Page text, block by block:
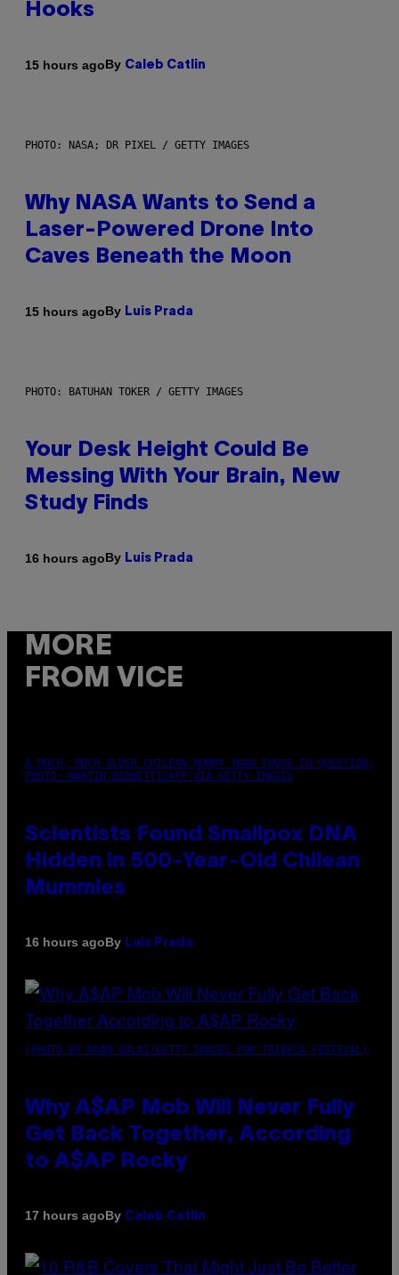
Hooks
15 hours agoBy Caleb Catlin
PHOTO: NASA; DR PIXEL / GETTY IMAGES
Why NASA Wants to Send a
Laser-Powered Drone Into
Caves Beneath the Moon
15 hours agoBy Luis Prada
PHOTO: BATUHAN TOKER / GETTY IMAGES
Your Desk Height Could Be
Messing With Your Brain, New
Study Finds
16 hours agoBy Luis Prada
MORE
FROM VICE
A MUCH, MUCH OLDER CHILEAN MUMMY THAN THOSE IN QUESTION.
PHOTO: MARTIN BERNETTI/AFP VIA GETTY IMAGES
Scientists Found Smallpox DNA
Hidden in 500-Year-Old Chilean
Mummies
16 hours agoBy Luis Prada
(PHOTO BY NOAM GALAI/GETTY IMAGES FOR TRIBECA FESTIVAL)
Why A$AP Mob Will Never Fully
Get Back Together, According
to A$AP Rocky
17 hours agoBy Caleb Catlin